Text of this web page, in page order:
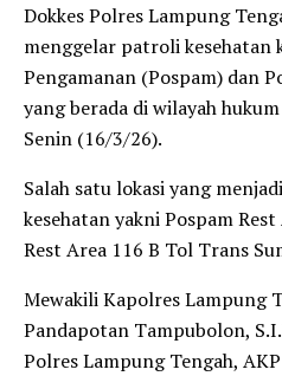
Dokkes Polres Lampung
menggelar patroli kesehatan
Pengamanan (Pospam) dan
yang berada di wilayah
Senin (16/3/26).
Salah satu lokasi yang
kesehatan yakni Pospam
Rest Area 116 B Tol Trans
Mewakili Kapolres Lampung
Pandapotan Tampubolon,
Polres Lampung Tengah,